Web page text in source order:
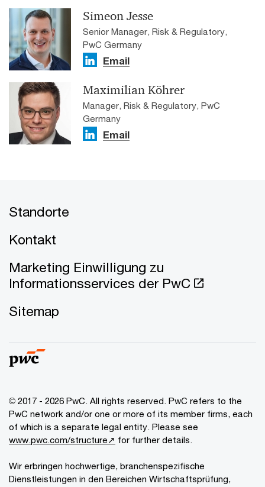
Simeon Jesse
Senior Manager, Risk & Regulatory,
PwC Germany
Email
Maximilian Köhrer
Manager, Risk & Regulatory, PwC
Germany
Email
Standorte
Kontakt
Marketing Einwilligung zu
Informationsservices der PwC
Sitemap
© 2017 - 2026 PwC. All rights reserved. PwC refers to the
PwC network and/or one or more of its member firms, each
of which is a separate legal entity. Please see
www.pwc.com/structure↗ for further details.
Wir erbringen hochwertige, branchenspezifische
Dienstleistungen in den Bereichen Wirtschaftsprüfung,